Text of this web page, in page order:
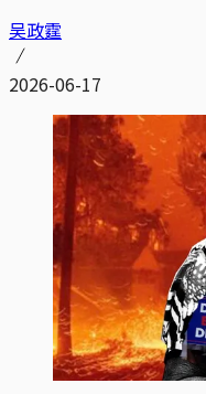
吴政霆
2026-06-17